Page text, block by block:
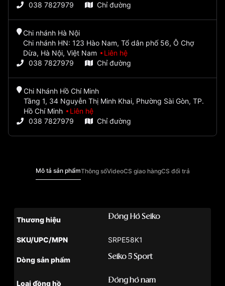
038 7827979
Chỉ đường
Chi nhánh Hà Nội
Chi nhánh HN: 123 Hào Nam, Tổ dân phố 56, Ô Chợ
Dừa, Hà Nội, Việt Nam
Liên hệ
038 7827979
Chỉ đường
Chi Nhánh Hồ Chí Minh
Tầng 1, 34 Nguyễn Thị Minh Khai, Phường Sài Gòn, TP.
Hồ Chí Minh
Liên hệ
038 7827979
Chỉ đường
Mô tả sản phẩmThông sốVideoCS giao hàngCS đổi trả
Thương hiệu Đồng Hồ Seiko
SKU/UPC/MPN SRPE58K1
Dòng sản phẩm Seiko 5 Sport
Loại đồng hồ Đồng hồ nam